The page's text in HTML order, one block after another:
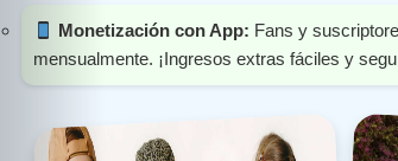
Contacto
Monetización con App: Fans y
mensualmente. ¡Ingresos extras fáciles y